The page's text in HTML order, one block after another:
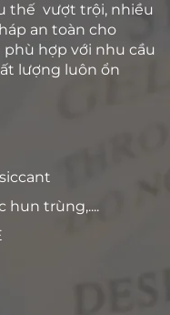
thế vượt trội, nhiều
an toàn cho
hợp với nhu cầu
lượng luôn ổn
hun trùng,....